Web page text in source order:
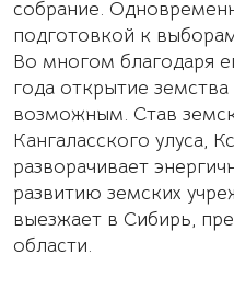
собрание.
подготовкой к
Во многом благодаря
года открытие
возможным. Став
Кангаласского улуса,
разворачивает
развитию земских
выезжает в Сибирь,
области.